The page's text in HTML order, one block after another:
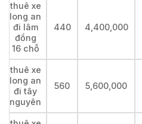
thuê xe
long an
đi lâm
đồng
16 chỗ
440 4,400,000
thuê xe
long an
đi tây
nguyên
560 5,600,000